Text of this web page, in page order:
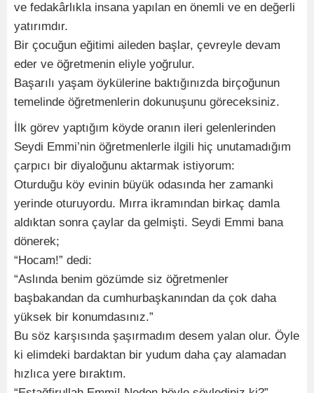
ve fedakârlıkla insana yapılan en önemli ve en değerli
yatırımdır.
Bir çocuğun eğitimi aileden başlar, çevreyle devam
eder ve öğretmenin eliyle yoğrulur.
Başarılı yaşam öykülerine baktığınızda birçoğunun
temelinde öğretmenlerin dokunuşunu göreceksiniz.
İlk görev yaptığım köyde oranın ileri gelenlerinden
Seydi Emmi’nin öğretmenlerle ilgili hiç unutamadığım
çarpıcı bir diyaloğunu aktarmak istiyorum:
Oturduğu köy evinin büyük odasında her zamanki
yerinde oturuyordu. Mırra ikramından birkaç damla
aldıktan sonra çaylar da gelmişti. Seydi Emmi bana
dönerek;
“Hocam!” dedi:
“Aslında benim gözümde siz öğretmenler
başbakandan da cumhurbaşkanından da çok daha
yüksek bir konumdasınız.”
Bu söz karşısında şaşırmadım desem yalan olur. Öyle
ki elimdeki bardaktan bir yudum daha çay alamadan
hızlıca yere bıraktım.